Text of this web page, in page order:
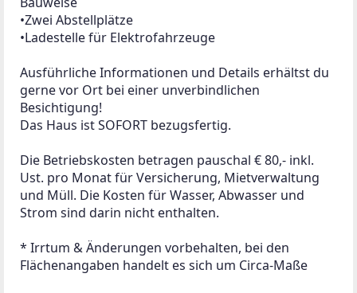
•Zwei Abstellplätze
•Ladestelle für Elektrofahrzeuge
Ausführliche Informationen und Details erhältst du
gerne vor Ort bei einer unverbindlichen
Besichtigung!
Das Haus ist SOFORT bezugsfertig.
Die Betriebskosten betragen pauschal € 80,- inkl.
Ust. pro Monat für Versicherung, Mietverwaltung
und Müll. Die Kosten für Wasser, Abwasser und
Strom sind darin nicht enthalten.
* Irrtum & Änderungen vorbehalten, bei den
Flächenangaben handelt es sich um Circa-Maße